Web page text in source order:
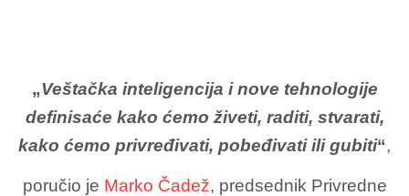
„Veštačka inteligencija i nove tehnologije
definisaće kako ćemo živeti, raditi, stvarati,
kako ćemo privređivati, pobeđivati ili gubiti“,
poručio je Marko Čadež, predsednik Privredne